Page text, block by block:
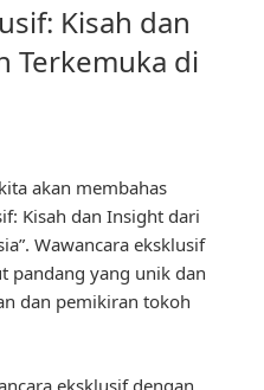
Kisah dan
Terkemuka di
akan membahas
Kisah dan Insight dari
Wawancara eksklusif
pandang yang unik dan
dan pemikiran tokoh
eksklusif dengan